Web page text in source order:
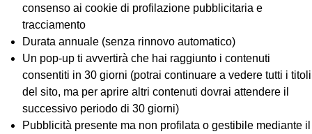
consenso ai cookie di profilazione pubblicitaria e
tracciamento
Durata annuale (senza rinnovo automatico)
Un pop-up ti avvertirà che hai raggiunto i contenuti
consentiti in 30 giorni (potrai continuare a vedere tutti i titoli
del sito, ma per aprire altri contenuti dovrai attendere il
successivo periodo di 30 giorni)
Pubblicità presente ma non profilata o gestibile mediante il